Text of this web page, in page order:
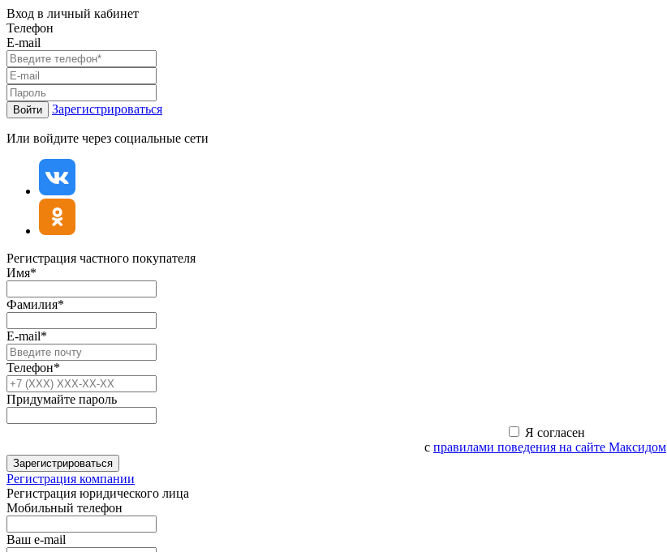
Вход в личный кабинет
Телефон
E-mail
Войти Зарегистрироваться
Или войдите через социальные сети
Регистрация частного покупателя
Имя*
Фамилия*
E-mail*
Телефон*
Придумайте пароль
Я согласен
с правилами поведения на сайте Максидом
Зарегистрироваться
Регистрация компании
Регистрация юридического лица
Мобильный телефон
Ваш e-mail